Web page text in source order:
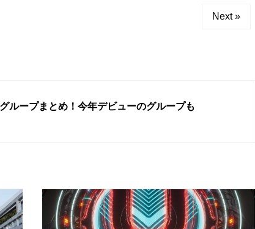
Next »
ループまとめ！今年デビューのグループも